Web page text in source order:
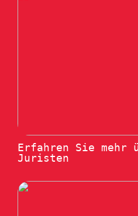
Erfahren Sie mehr
Juristen